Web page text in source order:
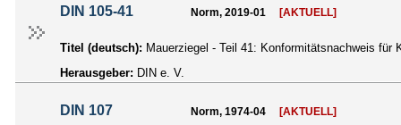
DIN 105-41 Norm, 2019-01 [AKTUELL]
Titel (deutsch): Mauerziegel - Teil 41: Konformitätsnachweis für
Herausgeber: DIN e. V.
DIN 107 Norm, 1974-04 [AKTUELL]